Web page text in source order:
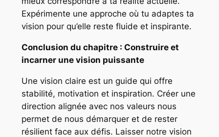
Expérimente une approche où tu adaptes ta
vision pour qu’elle reste fluide et inspirante.
Conclusion du chapitre : Construire et
incarner une vision puissante
Une vision claire est un guide qui offre
stabilité, motivation et inspiration. Créer une
direction alignée avec nos valeurs nous
permet de nous démarquer et de rester
résilient face aux défis. Laisser notre vision